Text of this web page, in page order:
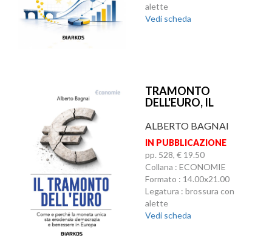
alette
Vedi scheda
TRAMONTO
DELL'EURO, IL
ALBERTO BAGNAI
IN PUBBLICAZIONE
pp. 528, € 19.50
Collana : ECONOMIE
Formato : 14.00x21.00
Legatura : brossura con
alette
Vedi scheda